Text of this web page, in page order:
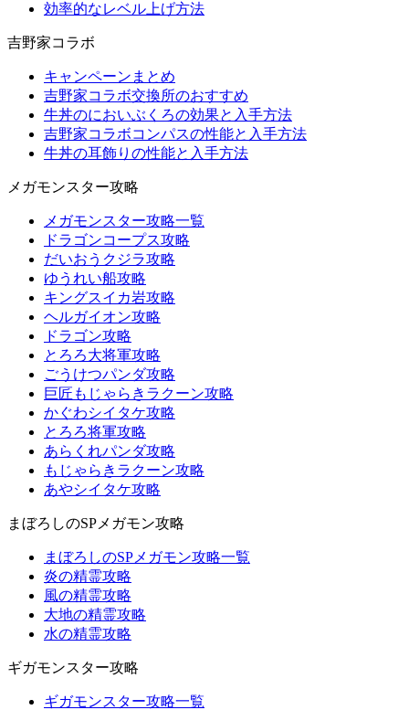
効率的なレベル上げ方法
吉野家コラボ
キャンペーンまとめ
吉野家コラボ交換所のおすすめ
牛丼のにおいぶくろの効果と入手方法
吉野家コラボコンパスの性能と入手方法
牛丼の耳飾りの性能と入手方法
メガモンスター攻略
メガモンスター攻略一覧
ドラゴンコープス攻略
だいおうクジラ攻略
ゆうれい船攻略
キングスイカ岩攻略
ヘルガイオン攻略
ドラゴン攻略
とろろ大将軍攻略
ごうけつパンダ攻略
巨匠もじゃらきラクーン攻略
かぐわシイタケ攻略
とろろ将軍攻略
あらくれパンダ攻略
もじゃらきラクーン攻略
あやシイタケ攻略
まぼろしのSPメガモン攻略
まぼろしのSPメガモン攻略一覧
炎の精霊攻略
風の精霊攻略
大地の精霊攻略
水の精霊攻略
ギガモンスター攻略
ギガモンスター攻略一覧